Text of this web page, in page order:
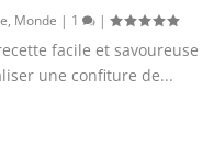
, Monde | 1 |
facile et savoureuse
une confiture de...